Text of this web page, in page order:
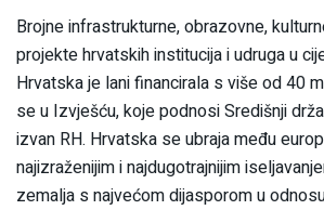
Brojne infrastrukturne, obrazovne,
projekte hrvatskih institucija i udruga u
Hrvatska je lani financirala s više od 40
se u Izvješću, koje podnosi Središnji
izvan RH. Hrvatska se ubraja među
najizraženijim i najdugotrajnijim
zemalja s najvećom dijasporom u